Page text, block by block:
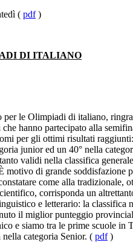
( pdf)
DI ITALIANO
per le Olimpiadi di italiano,
che hanno partecipato alla
per gli ottimi risultati
junior ed un 40° nella
validi nella classifica
motivo di grande soddisfazione
come alla tradizionale,
corrisponda un
e letterario: la classifica
il miglior punteggio
e siamo tra le prime scuole in
categoria Senior. ( pdf)